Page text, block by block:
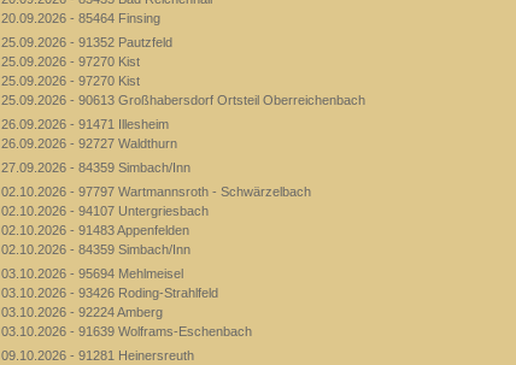
20.09.2026 - 85464 Finsing
25.09.2026 - 91352 Pautzfeld
25.09.2026 - 97270 Kist
25.09.2026 - 97270 Kist
25.09.2026 - 90613 Großhabersdorf Ortsteil Oberreichenbach
26.09.2026 - 91471 Illesheim
26.09.2026 - 92727 Waldthurn
27.09.2026 - 84359 Simbach/Inn
02.10.2026 - 97797 Wartmannsroth - Schwärzelbach
02.10.2026 - 94107 Untergriesbach
02.10.2026 - 91483 Appenfelden
02.10.2026 - 84359 Simbach/Inn
03.10.2026 - 95694 Mehlmeisel
03.10.2026 - 93426 Roding-Strahlfeld
03.10.2026 - 92224 Amberg
03.10.2026 - 91639 Wolframs-Eschenbach
09.10.2026 - 91281 Heinersreuth